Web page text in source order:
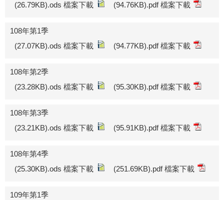
(26.79KB).ods 檔案下載
(94.76KB).pdf 檔案下載
108年第1季
(27.07KB).ods 檔案下載
(94.77KB).pdf 檔案下載
108年第2季
(23.28KB).ods 檔案下載
(95.30KB).pdf 檔案下載
108年第3季
(23.21KB).ods 檔案下載
(95.91KB).pdf 檔案下載
108年第4季
(25.30KB).ods 檔案下載
(251.69KB).pdf 檔案下載
109年第1季